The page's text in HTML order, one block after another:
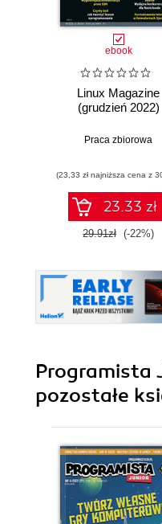
ebook
Linux Magazine
(grudzień 2022)
Praca zbiorowa
(23,33 zł najniższa cena z
23.33 zł
29.91zł (-22%)
Programista
pozostałe